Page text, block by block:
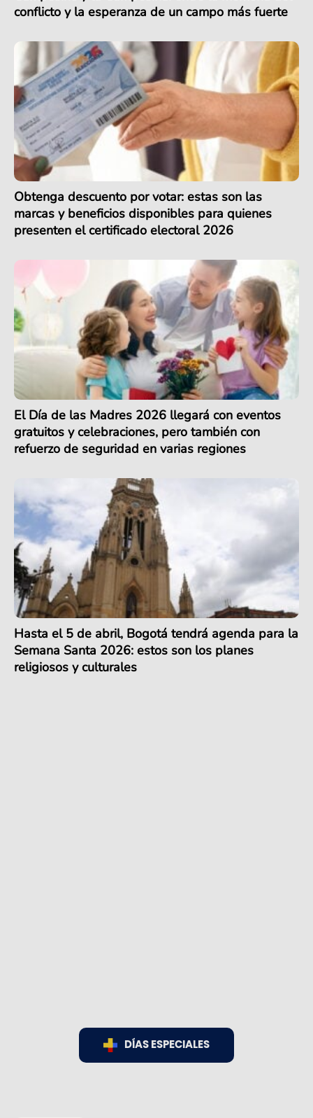
conflicto y la esperanza de un campo más fuerte
Obtenga descuento por votar: estas son las
marcas y beneficios disponibles para quienes
presenten el certificado electoral 2026
El Día de las Madres 2026 llegará con eventos
gratuitos y celebraciones, pero también con
refuerzo de seguridad en varias regiones
Hasta el 5 de abril, Bogotá tendrá agenda para la
Semana Santa 2026: estos son los planes
religiosos y culturales
DÍAS ESPECIALES